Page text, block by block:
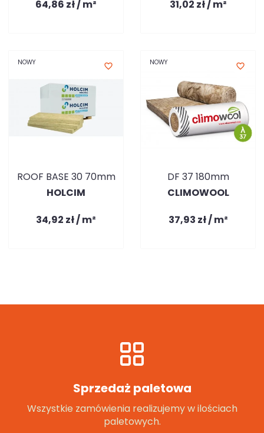
64,86 zł / m² 31,02 zł / m²
NOWY favorite_border
ROOF BASE 30 70mm
HOLCIM
34,92 zł / m²
NOWY favorite_border
DF 37 180mm
CLIMOWOOL
37,93 zł / m²
Sprzedaż paletowa
Wszystkie zamówienia realizujemy w ilościach
paletowych.